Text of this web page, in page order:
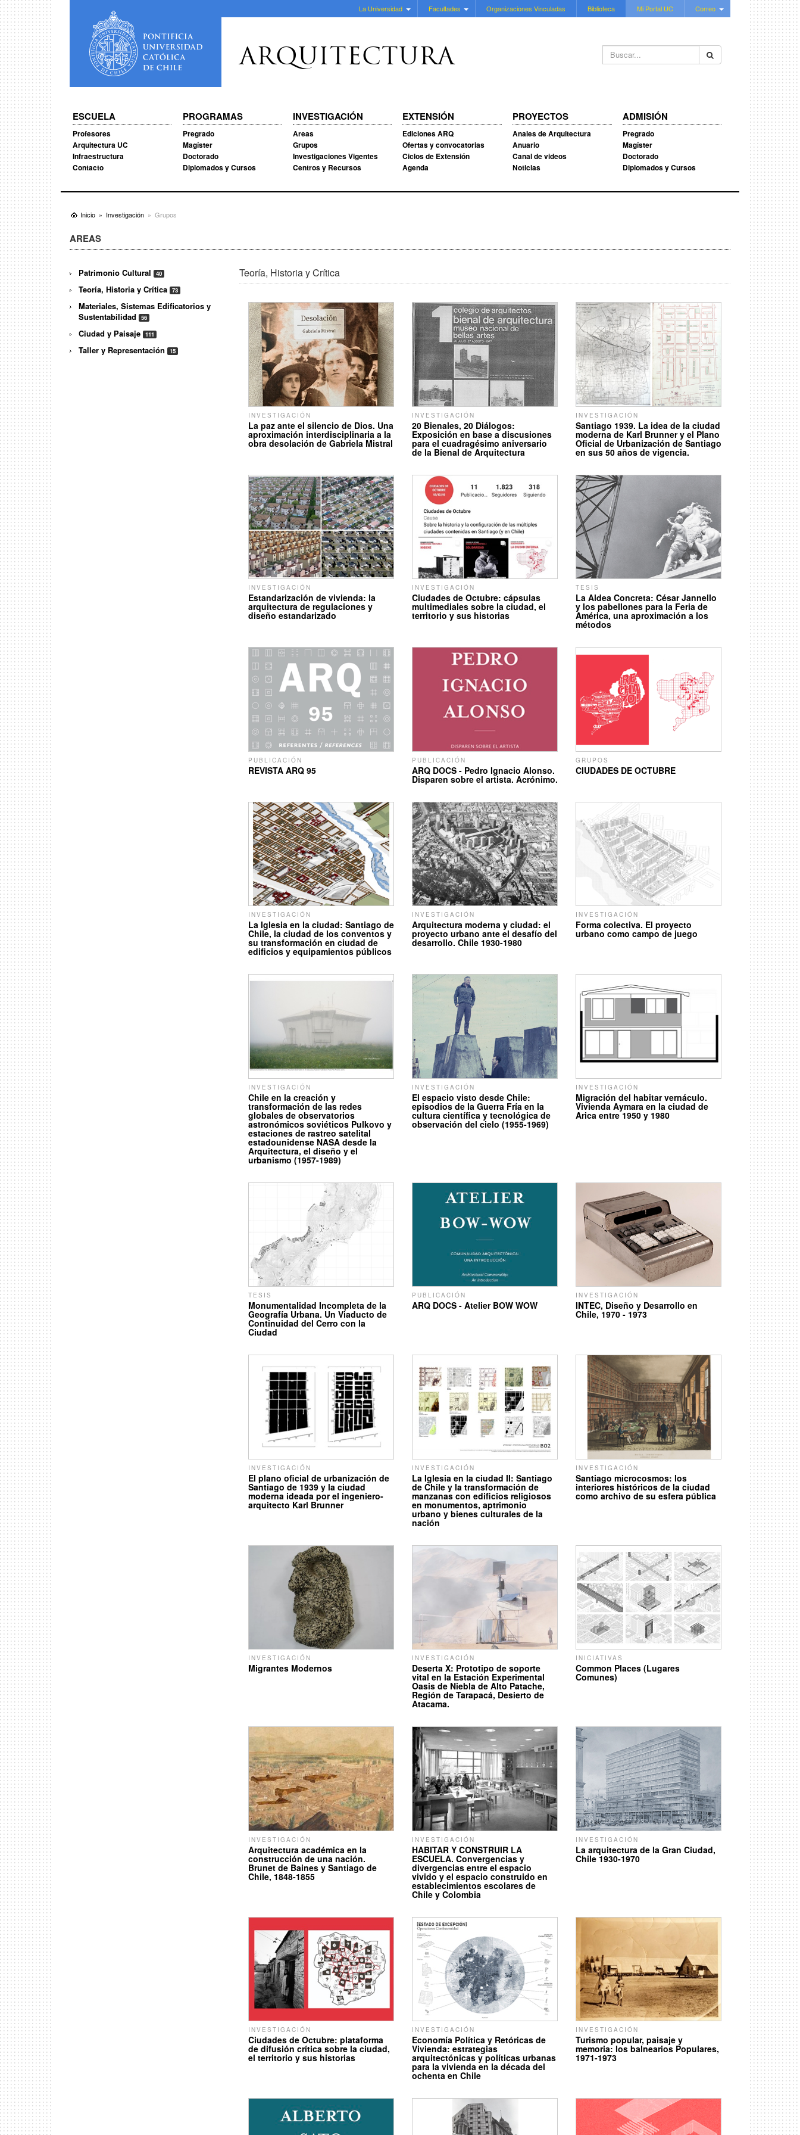
La Universidad Facultades Organizaciones Vinculadas Biblioteca Mi Portal UC Correo
Buscar...
ARQUITECTURA
ESCUELA
Profesores
Arquitectura UC
Infraestructura
Contacto
PROGRAMAS
Pregrado
Magíster
Doctorado
Diplomados y Cursos
INVESTIGACIÓN
Areas
Grupos
Investigaciones Vigentes
Centros y Recursos
EXTENSIÓN
Ediciones ARQ
Ofertas y convocatorias
Ciclos de Extensión
Agenda
PROYECTOS
Anales de Arquitectura
Anuario
Canal de videos
Noticias
ADMISIÓN
Pregrado
Magíster
Doctorado
Diplomados y Cursos
Inicio Investigación Grupos
AREAS
Teoría, Historia y Crítica
INVESTIGACIÓN
La paz ante el silencio de Dios. Una
aproximación interdisciplinaria a la
obra desolación de Gabriela Mistral
INVESTIGACIÓN
20 Bienales, 20 Diálogos:
Exposición en base a discusiones
para el cuadragésimo aniversario
de la Bienal de Arquitectura
INVESTIGACIÓN
Santiago 1939. La idea de la ciudad
moderna de Karl Brunner y el Plano
Oficial de Urbanización de Santiago
en sus 50 años de vigencia.
INVESTIGACIÓN
Estandarización de vivienda: la
arquitectura de regulaciones y
diseño estandarizado
INVESTIGACIÓN
Ciudades de Octubre: cápsulas
multimediales sobre la ciudad, el
territorio y sus historias
TESIS
La Aldea Concreta: César Jannello
y los pabellones para la Feria de
América, una aproximación a los
métodos
PUBLICACIÓN
REVISTA ARQ 95
PUBLICACIÓN
ARQ DOCS - Pedro Ignacio Alonso.
Disparen sobre el artista. Acrónimo.
GRUPOS
CIUDADES DE OCTUBRE
INVESTIGACIÓN
La Iglesia en la ciudad: Santiago de
Chile, la ciudad de los conventos y
su transformación en ciudad de
edificios y equipamientos públicos
INVESTIGACIÓN
Arquitectura moderna y ciudad: el
proyecto urbano ante el desafío del
desarrollo. Chile 1930-1980
INVESTIGACIÓN
Forma colectiva. El proyecto
urbano como campo de juego
INVESTIGACIÓN
Chile en la creación y
transformación de las redes
globales de observatorios
astronómicos soviéticos Pulkovo y
estaciones de rastreo satelital
estadounidense NASA desde la
Arquitectura, el diseño y el
urbanismo (1957-1989)
INVESTIGACIÓN
El espacio visto desde Chile:
episodios de la Guerra Fría en la
cultura científica y tecnológica de
observación del cielo (1955-1969)
INVESTIGACIÓN
Migración del habitar vernáculo.
Vivienda Aymara en la ciudad de
Arica entre 1950 y 1980
TESIS
Monumentalidad Incompleta de la
Geografía Urbana. Un Viaducto de
Continuidad del Cerro con la
Ciudad
PUBLICACIÓN
ARQ DOCS - Atelier BOW WOW
INVESTIGACIÓN
INTEC, Diseño y Desarrollo en
Chile, 1970 - 1973
INVESTIGACIÓN
El plano oficial de urbanización de
Santiago de 1939 y la ciudad
moderna ideada por el ingeniero-
arquitecto Karl Brunner
INVESTIGACIÓN
La Iglesia en la ciudad II: Santiago
de Chile y la transformación de
manzanas con edificios religiosos
en monumentos, aptrimonio
urbano y bienes culturales de la
nación
INVESTIGACIÓN
Santiago microcosmos: los
interiores históricos de la ciudad
como archivo de su esfera pública
INVESTIGACIÓN
Migrantes Modernos
INVESTIGACIÓN
Deserta X: Prototipo de soporte
vital en la Estación Experimental
Oasis de Niebla de Alto Patache,
Región de Tarapacá, Desierto de
Atacama.
INICIATIVAS
Common Places (Lugares
Comunes)
INVESTIGACIÓN
Arquitectura académica en la
construcción de una nación.
Brunet de Baines y Santiago de
Chile, 1848-1855
INVESTIGACIÓN
HABITAR Y CONSTRUIR LA
ESCUELA. Convergencias y
divergencias entre el espacio
vivido y el espacio construido en
establecimientos escolares de
Chile y Colombia
INVESTIGACIÓN
La arquitectura de la Gran Ciudad,
Chile 1930-1970
INVESTIGACIÓN
Ciudades de Octubre: plataforma
de difusión crítica sobre la ciudad,
el territorio y sus historias
INVESTIGACIÓN
Economía Política y Retóricas de
Vivienda: estrategias
arquitectónicas y políticas urbanas
para la vivienda en la década del
ochenta en Chile
INVESTIGACIÓN
Turismo popular, paisaje y
memoria: los balnearios Populares,
1971-1973
Patrimonio Cultural 40
Teoría, Historia y Crítica 73
Materiales, Sistemas Edificatorios y
Sustentabilidad
56
Ciudad y Paisaje 111
Taller y Representación 15